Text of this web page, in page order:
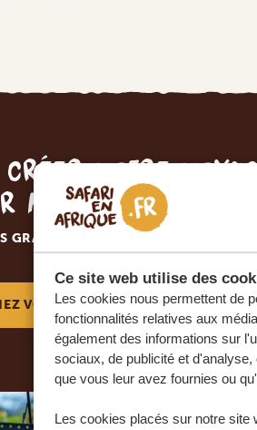
Ce site web utilise des
Les cookies nous permettent de
fonctionnalités relatives aux
également des informations sur
sociaux, de publicité et
que vous leur avez fournies ou
Les cookies placés sur notre site
créer votre
mesure
GRATUIT, SANS ENGAGEMENT
VOTRE AVENTURE